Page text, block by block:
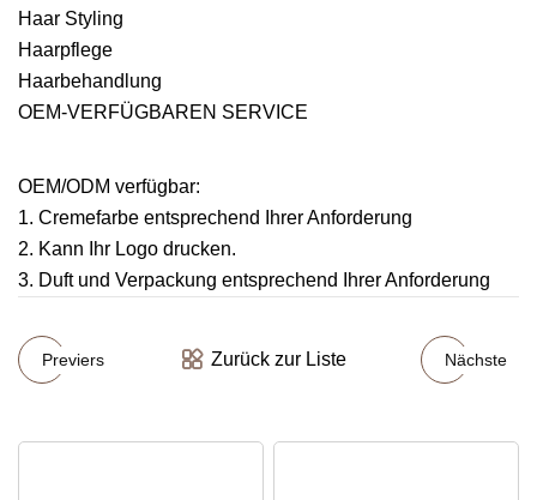
Haar Styling
Haarpflege
Haarbehandlung
OEM-VERFÜGBAREN SERVICE
OEM/ODM verfügbar:
1. Cremefarbe entsprechend Ihrer Anforderung
2. Kann Ihr Logo drucken.
3. Duft und Verpackung entsprechend Ihrer Anforderung
Previers Zurück zur Liste Nächste